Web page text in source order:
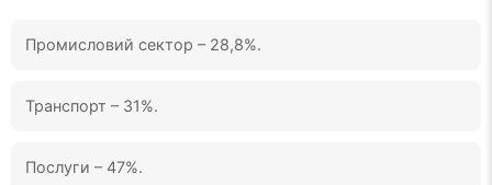
Промисловий сектор – 28,8%.
Транспорт – 31%.
Послуги – 47%.